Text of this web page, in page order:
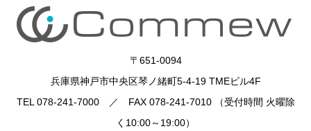
〒651-0094
兵庫県神戸市中央区琴ノ緒町5-4-19 TMEビル4F
TEL 078-241-7000 ／ FAX 078-241-7010 （受付時間 火曜除
く10:00～19:00）